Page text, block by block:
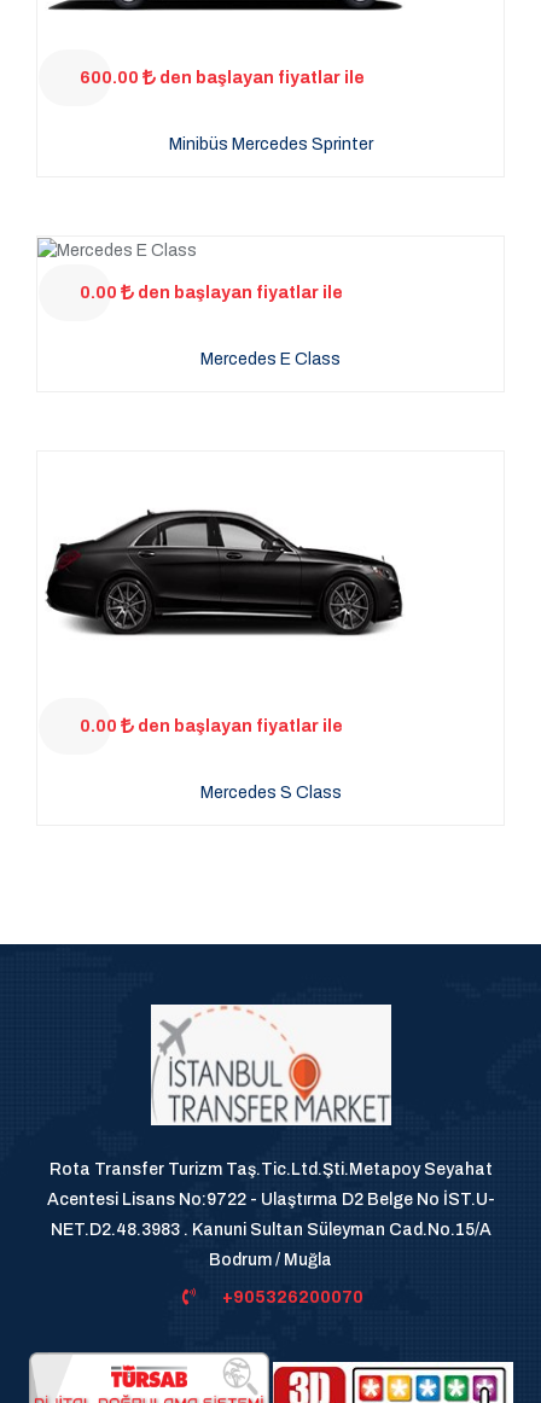
600.00 den başlayan fiyatlar ile
Minibüs Mercedes Sprinter
0.00 den başlayan fiyatlar ile
Mercedes E Class
0.00 den başlayan fiyatlar ile
Mercedes S Class
Rota Transfer Turizm Taş.Tic.Ltd.Şti.Metapoy Seyahat
Acentesi Lisans No:9722 - Ulaştırma D2 Belge No İST.U-
NET.D2.48.3983 . Kanuni Sultan Süleyman Cad.No.15/A
Bodrum / Muğla
+905326200070